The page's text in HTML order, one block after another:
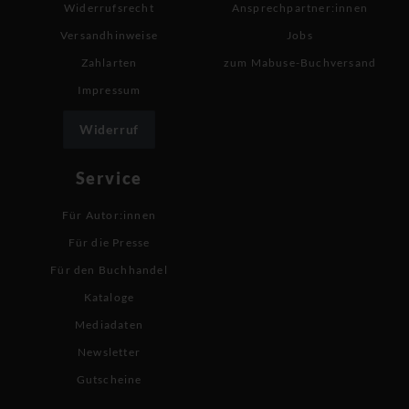
Widerrufsrecht
Versandhinweise
Zahlarten
Impressum
Widerruf
Ansprechpartner:innen
Jobs
zum Mabuse-Buchversand
Service
Für Autor:innen
Für die Presse
Für den Buchhandel
Kataloge
Mediadaten
Newsletter
Gutscheine